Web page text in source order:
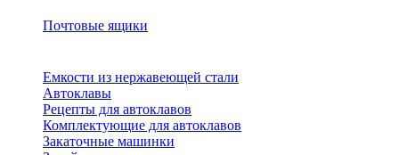
Почтовые ящики
Емкости из нержавеющей стали
Автоклавы
Рецепты для автоклавов
Комплектующие для автоклавов
Закаточные машинки